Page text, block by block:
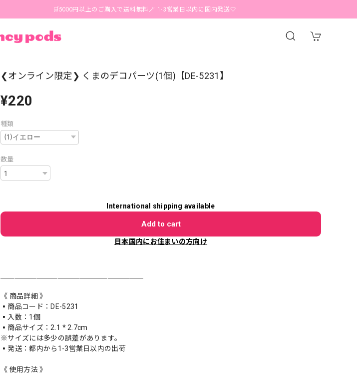
🛒5000円以上のご購入で送料無料🪄 1-3営業日以内に国内発送🤍
❮オンライン限定❯ くまのデコパーツ(1個)【DE-5231】
¥220
種類
数量
International shipping available
Add to cart
日本国内にお住まいの方向け
《 商品詳細 》
▪️商品コード：DE-5231
▪️入数：1個
▪️商品サイズ：2.1 * 2.7cm
※サイズには多少の誤差があります。
▪️発送：都内から1-3営業日以内の出荷
《 使用方法 》